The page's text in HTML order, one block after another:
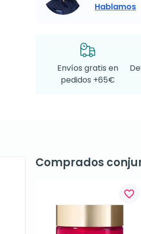
Hablamos
Envíos gratis en
pedidos +65€
Comprados
favorite_border